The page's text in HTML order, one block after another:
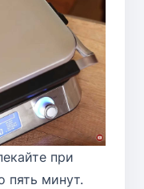
при
пять минут.